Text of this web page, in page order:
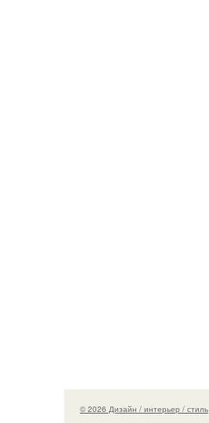
© 2026 Дизайн / интерьер / стиль